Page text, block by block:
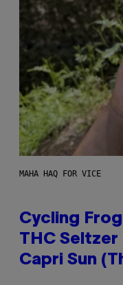
MAHA HAQ FOR VICE
Cycling
THC Seltzer
Capri Sun